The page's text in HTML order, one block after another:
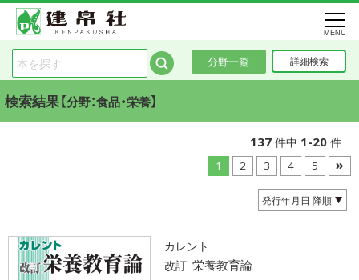
分野一覧 詳細検索
MENU
検索結果【分野：食品・栄養】
137件中 1-20件
1
2 3 4 5 »
カレント
改訂 栄養教育論